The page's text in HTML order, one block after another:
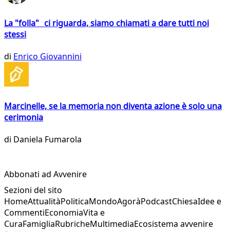
La "folla" ci riguarda, siamo chiamati a dare tutti noi
stessi
di Enrico Giovannini
Marcinelle, se la memoria non diventa azione è solo una
cerimonia
di Daniela Fumarola
Abbonati ad Avvenire
Sezioni del sito
HomeAttualitàPoliticaMondoAgoràPodcastChiesaIdee e
CommentiEconomiaVita e
CuraFamigliaRubricheMultimediaEcosistema avvenire